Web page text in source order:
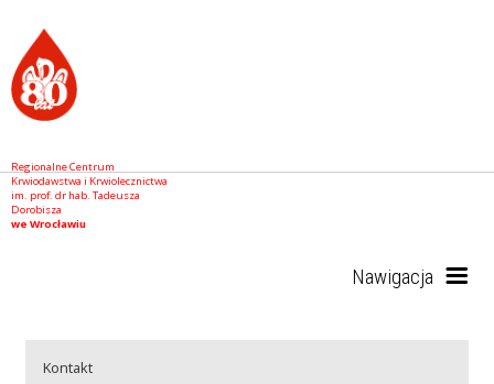
Regionalne Centrum
Krwiodawstwa i Krwiolecznictwa
im. prof. dr hab. Tadeusza
Dorobisza
we Wrocławiu
Nawigacja
Kontakt